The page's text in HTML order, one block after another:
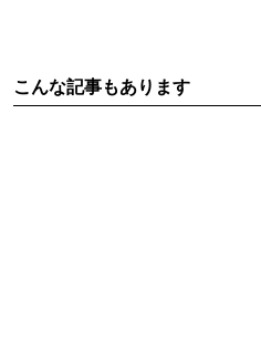
こんな記事もあります